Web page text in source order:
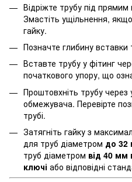
Відріжте трубу під прямим
Змастіть ущільнення,
гайку.
Позначте глибину вставки
Вставте трубу у фітинг
початкового упору, що
Проштовхніть трубу через
обмежувача. Перевірте
трубі.
Затягніть гайку з
для труб діаметром до 32
труб діаметром від 40 мм
ключі або відповідні